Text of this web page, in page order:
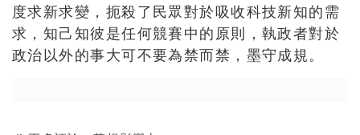
度求新求變，扼殺了民眾對於吸收科技新知的需
求，知己知彼是任何競賽中的原則，執政者對於
政治以外的事大可不要為禁而禁，墨守成規。